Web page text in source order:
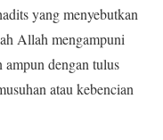
yang menyebutkan
Allah mengampuni
dengan tulus
atau kebencian